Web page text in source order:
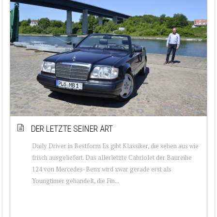
DER LETZTE SEINER ART
Daily Driver in Bestform Es gibt Klassiker, die sehen aus wie
frisch ausgeliefert. Das allerletzte Cabriolet der Baureihe
124 von Mercedes-Benz wird zwar gerade erst als
Youngtimer gehandelt, die Fin...